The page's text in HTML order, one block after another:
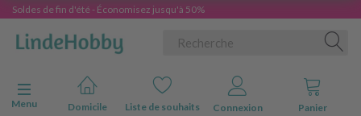
Soldes de fin d'été - Économisez jusqu'à 50%
Basculer la navigation
Menu
Domicile Liste de souhaits Connexion Panier